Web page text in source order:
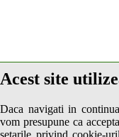
Acest site
Daca navigati in
vom presupune ca
setarile privind cookie-